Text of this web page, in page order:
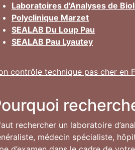
Laboratoires d'Analyses de
Polyclinique Marzet
SEALAB Du Loup Pau
SEALAB Pau Lyautey
contrôle technique pas cher en
rechercher un laboratoire
médecin spécialiste,